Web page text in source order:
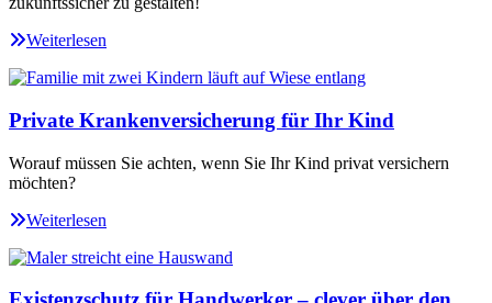
Weiterlesen
Private Krankenversicherung für Ihr Kind
Worauf müssen Sie achten, wenn Sie Ihr Kind privat versichern
möchten?
Weiterlesen